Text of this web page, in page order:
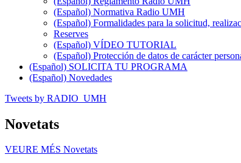
(Español) Normativa Radio UMH
(Español) Formalidades para la solicitud,
Reserves
(Español) VÍDEO TUTORIAL
(Español) Protección de datos de carácter
(Español) SOLICITA TU PROGRAMA
(Español) Novedades
Tweets by RADIO_UMH
Novetats
VEURE MÉS Novetats